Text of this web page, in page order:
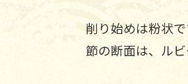
削り始めは粉状
節の断面は、ル